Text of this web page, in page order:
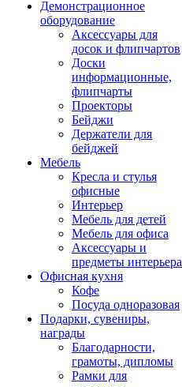
Демонстрационное
оборудование
Аксессуары для
досок и флипчартов
Доски
информационные,
флипчарты
Проекторы
Бейджи
Держатели для
бейджей
Мебель
Кресла и стулья
офисные
Интерьер
Мебель для детей
Мебель для офиса
Аксессуары и
предметы интерьера
Офисная кухня
Кофе
Посуда одноразовая
Подарки, сувениры,
награды
Благодарности,
грамоты, дипломы
Рамки для